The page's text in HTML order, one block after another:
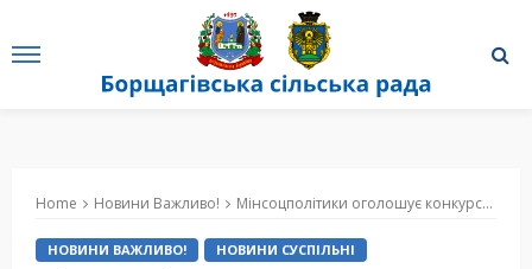
Home Новини Важливо! Мінсоцполітики оголошує конкурсний відбір до складу Офісу дітей та молоді «ДІйМО»
НОВИНИ ВАЖЛИВО! НОВИНИ СУСПІЛЬНІ